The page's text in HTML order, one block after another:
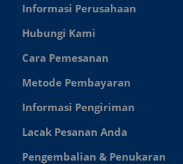
Informasi Perusahaan
Hubungi Kami
Cara Pemesanan
Metode Pembayaran
Informasi Pengiriman
Lacak Pesanan Anda
Pengembalian & Penukaran